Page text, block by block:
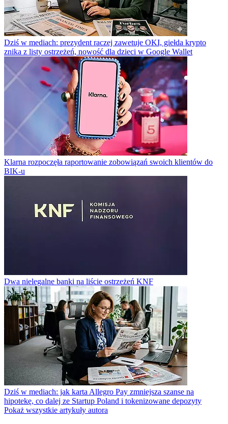
Dziś w mediach: prezydent raczej zawetuje OKI, giełda krypto
znika z listy ostrzeżeń, nowość dla dzieci w Google Wallet
Klarna rozpoczęła raportowanie zobowiązań swoich klientów do
BIK-u
Dwa nielegalne banki na liście ostrzeżeń KNF
Dziś w mediach: jak karta Allegro Pay zmniejsza szanse na
hipotekę, co dalej ze Startup Poland i tokenizowane depozyty
Pokaż wszystkie artykuły autora